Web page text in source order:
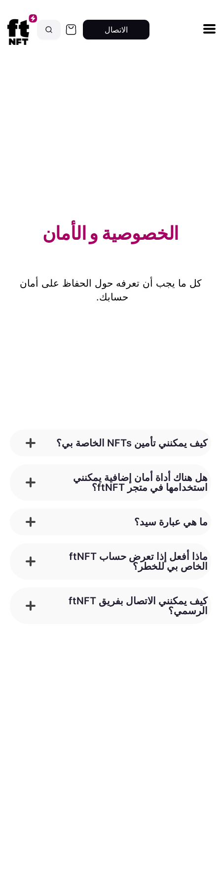
الاتصال
الخصوصية و الأمان
كل ما يجب أن تعرفه حول الحفاظ على أمان
حسابك.
كيف يمكنني تأمين NFTs الخاصة بي؟
هل هناك أداة أمان إضافية يمكنني
استخدامها في متجر ftNFT؟
ما هي عبارة سيد؟
ماذا أفعل إذا تعرض حساب ftNFT
الخاص بي للخطر؟
كيف يمكنني الاتصال بفريق ftNFT
الرسمي؟